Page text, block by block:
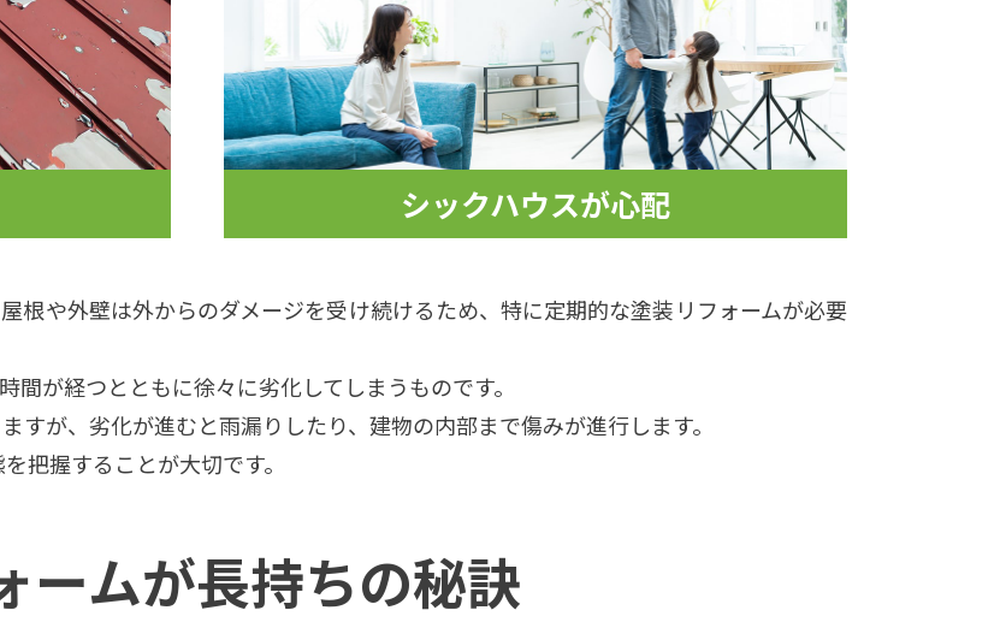
シックハウスが心配
根や外壁は外からのダメージを受け続けるため、特に定期的な塗装リフォームが必要
が経つとともに徐々に劣化してしまうものです。
すが、劣化が進むと雨漏りしたり、建物の内部まで傷みが進行します。
把握することが大切です。
ームが長持ちの秘訣